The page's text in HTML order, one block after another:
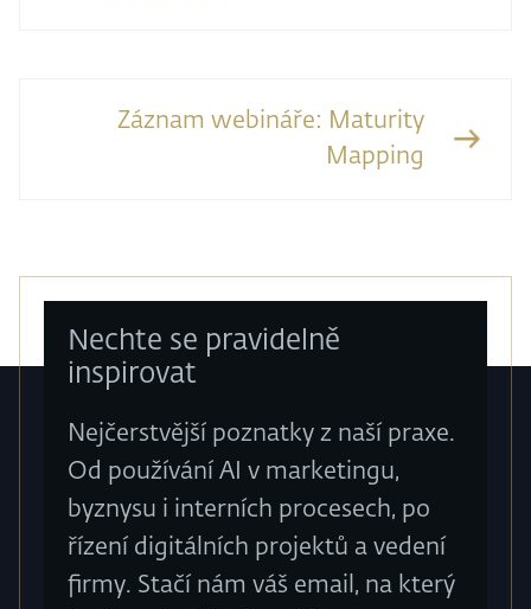
Záznam webináře: Maturity
Mapping
Nechte se pravidelně
inspirovat
Nejčerstvější poznatky z naší praxe.
Od používání AI v marketingu,
byznysu i interních procesech, po
řízení digitálních projektů a vedení
firmy. Stačí nám váš email, na který